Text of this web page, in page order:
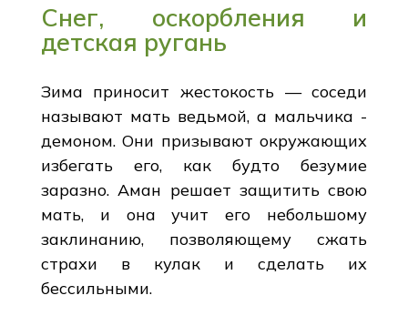
Снег, оскорбления и
детская ругань
Зима приносит жестокость — соседи
называют мать ведьмой, а мальчика -
демоном. Они призывают окружающих
избегать его, как будто безумие
заразно. Аман решает защитить свою
мать, и она учит его небольшому
заклинанию, позволяющему сжать
страхи в кулак и сделать их
бессильными.